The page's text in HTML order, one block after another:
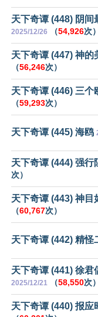
天下奇谭 (448) 阴
2025/12/26 （54,926次）
天下奇谭 (447) 神的
（56,246次）
天下奇谭 (446) 三个
（59,293次）
天下奇谭 (445) 海鸥
天下奇谭 (444) 强行
次）
天下奇谭 (443) 神
（60,767次）
天下奇谭 (442) 精怪
天下奇谭 (441) 徐
2025/12/21 （58,550次）
天下奇谭 (440) 报应